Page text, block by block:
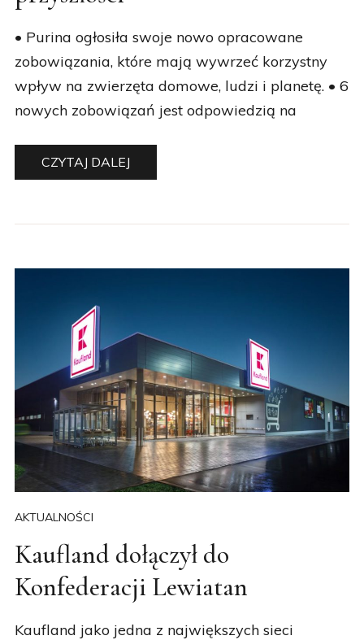
• Purina ogłosiła swoje nowo opracowane
zobowiązania, które mają wywrzeć korzystny
wpływ na zwierzęta domowe, ludzi i planetę. • 6
nowych zobowiązań jest odpowiedzią na
AKTUALNOŚCI
Kaufland dołączył do
Konfederacji Lewiatan
Kaufland jako jedna z największych sieci
handlowych w Polsce od początku swojej